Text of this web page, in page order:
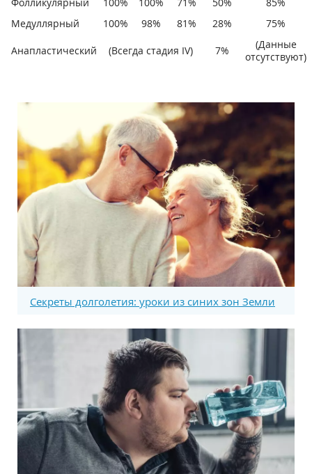
Медуллярный
100% 98% 81% 28% 75%
Анапластический (Всегда стадия IV) 7%
(Данные
отсутствуют)
Секреты долголетия: уроки из синих зон Земли